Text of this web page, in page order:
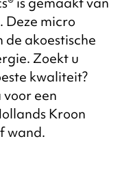
Deze micro
akoestische
Zoekt u
kwaliteit?
een
Kroon
wand.